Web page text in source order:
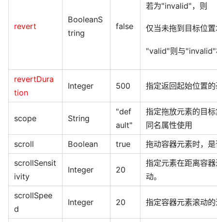
revert
BooleanS
tring
false
若为"invalid"，则
仅当未拖到目标位
"valid"则与"invalid"
revertDura
tion
Integer 500 指定返回起始位置
scope String
"def
ault"
指定拖放元素的目
同名属性使用
scroll
Boolean true
拖动容器元素时，
scrollSensit
ivity
Integer 20
指定元素在距离容
动。
scrollSpee
d
Integer 20 指定容器元素滚动